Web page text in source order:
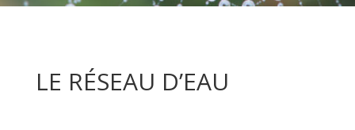
LE RÉSEAU D’EAU